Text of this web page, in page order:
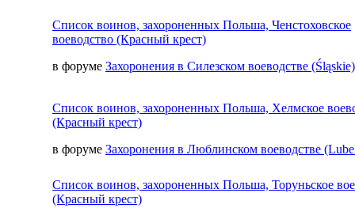
Список воинов, захороненных Польша, Ченстоховское
воеводство (Красный крест)
в форуме Захоронения в Силезском воеводстве (Śląskie)
Список воинов, захороненных Польша, Хелмское
(Красный крест)
в форуме Захоронения в Люблинском воеводстве
Список воинов, захороненных Польша, Торуньское
(Красный крест)